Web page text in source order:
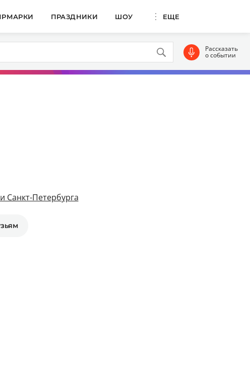
ПРАЗДНИКИ ШОУ ЕЩЕ
Рассказать
о событии
Санкт-Петербурга